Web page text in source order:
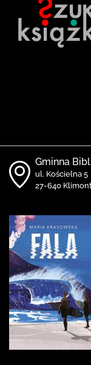
Gminna
ul. Kościelna 5
27-640